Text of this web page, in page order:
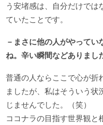
う安堵感は、自分だけでは
ていたことです。
－まさに他の人がやって
ね。辛い瞬間などありまし
普通の人ならここで心が折
ましたが、私はそういう
じませんでした。（笑）
ココナラの目指す世界観と